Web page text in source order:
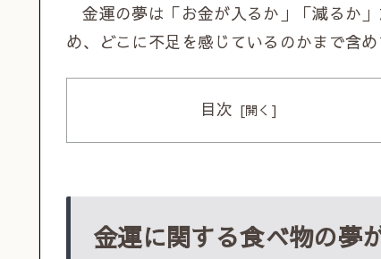
金運の夢は「お金が入るか」「減るか
め、どこに不足を感じているのかまで含
目次
金運に関する食べ物の夢